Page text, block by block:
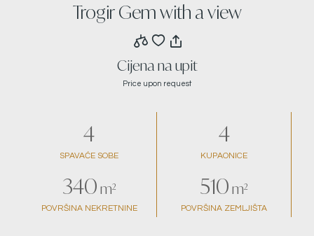
Trogir Gem with a view
Cijena na upit
Price upon request
4
SPAVAĆE SOBE
4
KUPAONICE
340 m²
POVRŠINA NEKRETNINE
510 m²
POVRŠINA ZEMLJIŠTA